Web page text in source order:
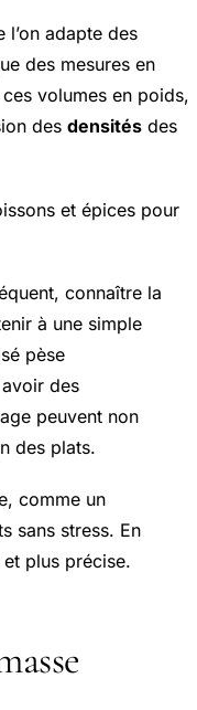
adapte des
des mesures en
volumes en poids,
des densités des
et épices pour
connaître la
à une simple
pèse
des
peuvent non
des plats.
comme un
sans stress. En
plus précise.